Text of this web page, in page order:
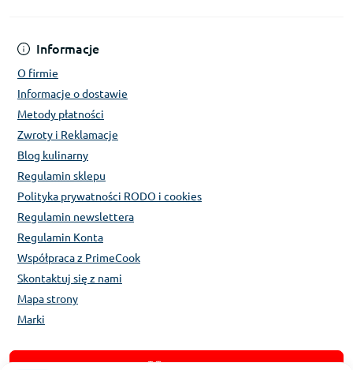
Informacje
O firmie
Informacje o dostawie
Metody płatności
Zwroty i Reklamacje
Blog kulinarny
Regulamin sklepu
Polityka prywatności RODO i cookies
Regulamin newslettera
Regulamin Konta
Współpraca z PrimeCook
Skontaktuj się z nami
Mapa strony
Marki